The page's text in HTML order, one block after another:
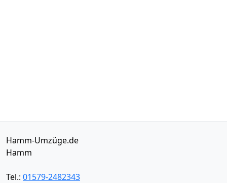
Hamm-Umzüge.de
Hamm
Tel.: 01579-2482343